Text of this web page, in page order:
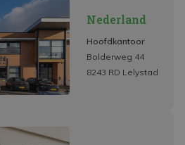
Nederland
Hoofdkantoor
Bolderweg 44
8243 RD Lelystad